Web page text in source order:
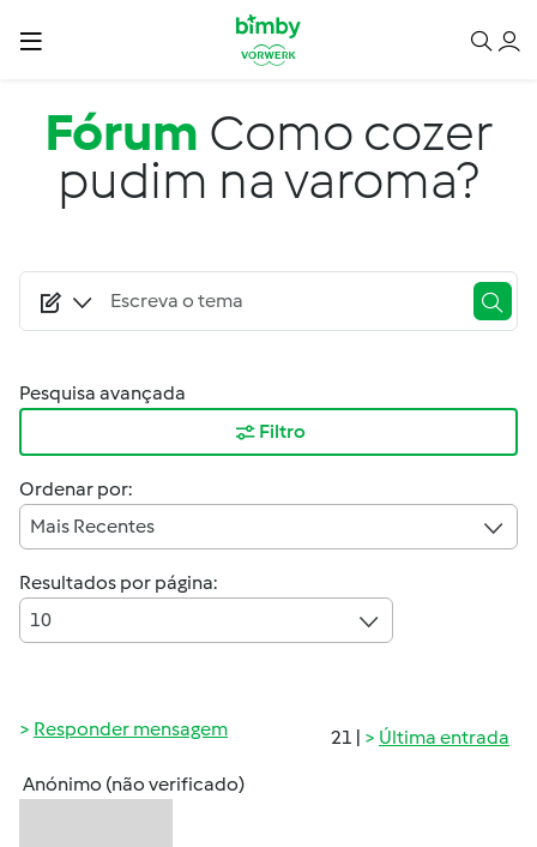
Passar para o conteúdo principal
Fórum Como cozer
pudim na varoma?
Pesquisa avançada
Filtro
Ordenar por:
Mais Recentes
Resultados por página:
10
21 | Última entrada
Responder mensagem
Anónimo (não verificado)